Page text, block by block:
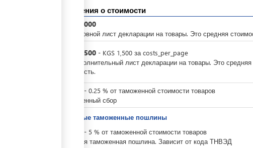
Сведения о стоимости
3,000
За основной лист декларации на товары. Это средняя
1,500 - KGS 1,500 за costs_per_page
За дополнительный лист декларации на товары. Это средняя
стоимость.
- 0.25 % от таможенной стоимости товаров
Таможенный сбор
Ввозные таможенные пошлины
- 5 % от таможенной стоимости товаров
Ввозная таможенная пошлина. Зависит от кода ТНВЭД